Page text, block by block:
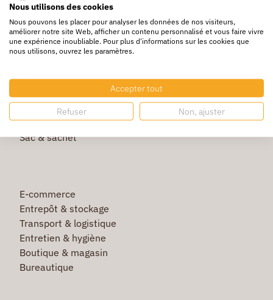
Livraison
Pochette bulle & mousse
Papier bulle & rouleau mousse
Adhésif & feuillard
Film étirable & palette bois
Sac & sachet
E-commerce
Entrepôt & stockage
Transport & logistique
Entretien & hygiène
Boutique & magasin
Bureautique
Nous utilisons des cookies
Nous pouvons les placer pour analyser les données de nos visiteurs,
améliorer notre site Web, afficher un contenu personnalisé et vous faire vivre
une expérience inoubliable. Pour plus d'informations sur les cookies que
nous utilisons, ouvrez les paramètres.
Accepter tout
Refuser Non, ajuster